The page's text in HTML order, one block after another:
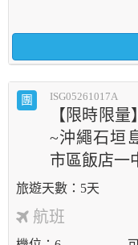
團 ISG05261017A
【限時限
~沖繩石垣
市區飯店一
5天
航班